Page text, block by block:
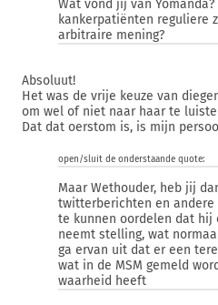
Wat vond jij van
kankerpatiënten reguliere
arbitraire mening?
Absoluut!
Het was de vrije keuze van
om wel of niet naar haar te
Dat dat oerstom is, is mijn
open/sluit de onderstaande quote:
Maar Wethouder, heb jij
twitterberichten en andere
te kunnen oordelen dat hij
neemt stelling, wat
ga ervan uit dat er een
wat in de MSM gemeld
waarheid heeft